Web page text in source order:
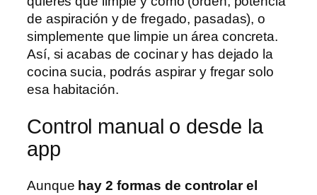
de aspiración y de fregado, pasadas), o
simplemente que limpie un área concreta.
Así, si acabas de cocinar y has dejado la
cocina sucia, podrás aspirar y fregar solo
esa habitación.
Control manual o desde la
app
Aunque hay 2 formas de controlar el